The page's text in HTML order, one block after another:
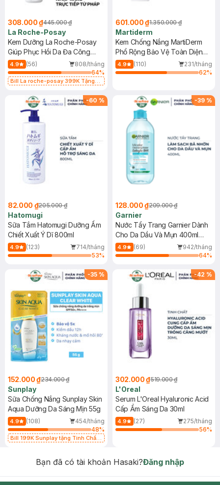
308.000 ₫445.000 ₫
La Roche-Posay
Kem Dưỡng La Roche-Posay
Giúp Phục Hồi Da Đa Công
Dụng 40ml
4.9 (56)
808/tháng
64%
Bill La roche-posay 399K Tặng
(SL có hạn)
601.000 ₫1.350.000 ₫
Martiderm
Kem Chống Nắng MartiDerm
Phổ Rộng Bảo Vệ Toàn Diện
40ml
4.9 (110)
231/tháng
62%
-60 %
82.000 ₫205.000 ₫
Hatomugi
Sữa Tắm Hatomugi Dưỡng Ẩm
Chiết Xuất Ý Dĩ 800ml
4.9 (123)
714/tháng
53%
-39 %
128.000 ₫209.000 ₫
Garnier
Nước Tẩy Trang Garnier Dành
Cho Da Dầu Và Mụn 400ml
(Mới)
4.9 (69)
942/tháng
64%
-35 %
152.000 ₫234.000 ₫
Sunplay
Sữa Chống Nắng Sunplay Skin
Aqua Dưỡng Da Sáng Mịn 55g
4.9 (108)
454/tháng
48%
Bill 199K Sunplay tặng Tinh Chất
-42 %
302.000 ₫519.000 ₫
L'Oreal
Serum L'Oreal Hyaluronic Acid
Cấp Ẩm Sáng Da 30ml
4.9 (27)
275/tháng
56%
Bạn đã có tài khoản Hasaki?Đăng nhập